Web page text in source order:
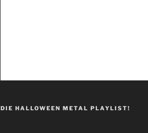
DIE HALLOWEEN METAL PLAYLIST!